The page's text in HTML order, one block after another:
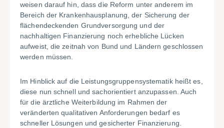
weisen darauf hin, dass die Reform unter anderem im
Bereich der Krankenhausplanung, der Sicherung der
flächendeckenden Grundversorgung und der
nachhaltigen Finanzierung noch erhebliche Lücken
aufweist, die zeitnah von Bund und Ländern geschlossen
werden müssen.
Im Hinblick auf die Leistungsgruppensystematik heißt es,
diese nun schnell und sachorientiert anzupassen. Auch
für die ärztliche Weiterbildung im Rahmen der
veränderten qualitativen Anforderungen bedarf es
schneller Lösungen und gesicherter Finanzierung.